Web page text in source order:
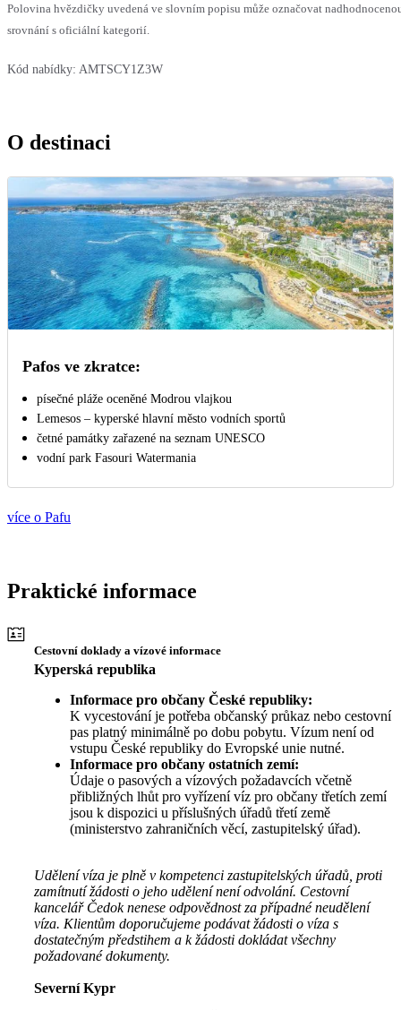
Polovina hvězdičky uvedená ve slovním popisu může označovat
srovnání s oficiální kategorií.
Kód nabídky: AMTSCY1Z3W
O destinaci
Pafos ve zkratce:
písečné pláže oceněné Modrou vlajkou
Lemesos – kyperské hlavní město vodních sportů
četné památky zařazené na seznam UNESCO
vodní park Fasouri Watermania
více o Pafu
Praktické informace
Cestovní doklady a vízové informace
Kyperská republika
Informace pro občany České republiky:
K vycestování je potřeba občanský průkaz nebo cestovní
pas platný minimálně po dobu pobytu. Vízum není od
vstupu České republiky do Evropské unie nutné.
Informace pro občany ostatních zemí:
Údaje o pasových a vízových požadavcích včetně
přibližných lhůt pro vyřízení víz pro občany třetích zemí
jsou k dispozici u příslušných úřadů třetí země
(ministerstvo zahraničních věcí, zastupitelský úřad).
Udělení víza je plně v kompetenci zastupitelských úřadů, proti
zamítnutí žádosti o jeho udělení není odvolání. Cestovní
kancelář Čedok nenese odpovědnost za případné neudělení
víza. Klientům doporučujeme podávat žádosti o víza s
dostatečným předstihem a k žádosti dokládat všechny
požadované dokumenty.
Severní Kypr